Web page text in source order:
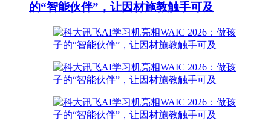
的“智能伙伴”，让因材施教触手可及